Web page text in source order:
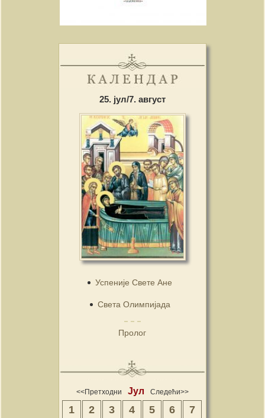
25. јул/7. август
Успеније Свете Ане
Света Олимпијада
Пролог
<<Претходни Јул Следећи>>
1 2 3 4 5 6 7